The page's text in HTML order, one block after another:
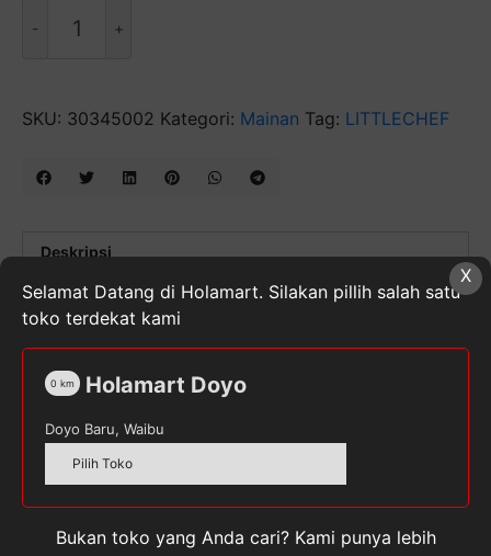
Little
SKU: 30345002 Kategori: Mainan Tag: LITTLECHEF
Deskripsi
Ulasan (0)
Deskripsi:
Barang: Little Chef
Mainan bahan: Plastik
Fitur khusus: geser, Penyimpanan
Orang yang berlaku: anak laki-laki, perempuan
X
Selamat Datang di Holamart. Silakan pillih salah satu
toko terdekat kami
Holamart Doyo
0 km
Doyo Baru, Waibu
Pilih Toko
Bukan toko yang Anda cari? Kami punya lebih